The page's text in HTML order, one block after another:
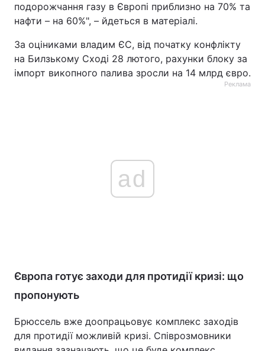
подорожчання газу в Європі приблизно на 70% та
нафти – на 60%", – йдеться в матеріалі.
За оціниками владим ЄС, від початку конфлікту
на Билзькому Сході 28 лютого, рахунки блоку за
імпорт викопного палива зросли на 14 млрд євро.
Реклама
ad
Європа готує заходи для протидії кризі: що
пропонують
Брюссель вже доопрацьовує комплекс заходів
для протидії можливій кризі. Співрозмовники